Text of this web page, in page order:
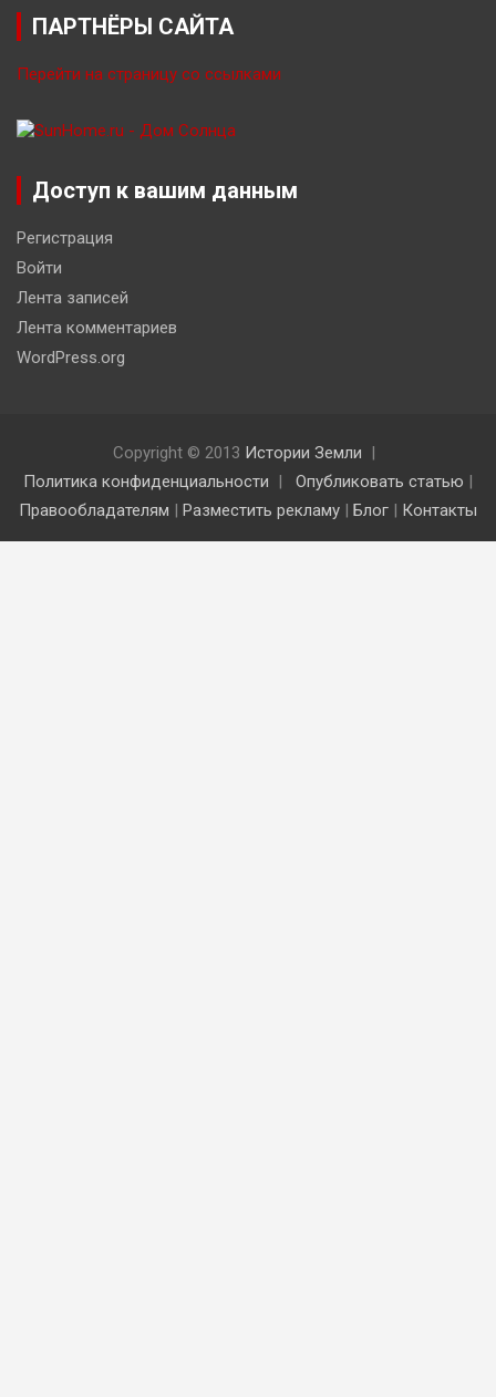
ПАРТНЁРЫ САЙТА
Перейти на страницу со ссылками
Доступ к вашим данным
Регистрация
Войти
Лента записей
Лента комментариев
WordPress.org
Copyright © 2013 Истории Земли
Политика конфиденциальности
Опубликовать статью |
Правообладателям | Разместить рекламу | Блог | Контакты